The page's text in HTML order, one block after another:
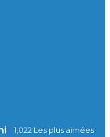
1,022 Les plus aimées